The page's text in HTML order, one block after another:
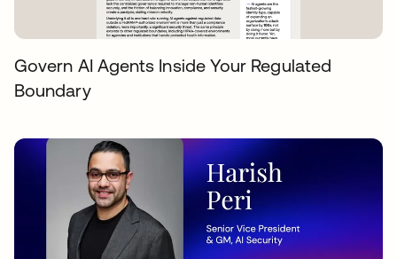
Govern AI Agents Inside Your Regulated
Boundary